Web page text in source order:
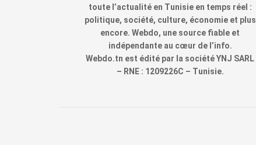
toute l’actualité en Tunisie en temps réel :
politique, société, culture, économie et plus
encore. Webdo, une source fiable et
indépendante au cœur de l’info.
Webdo.tn est édité par la société YNJ SARL
– RNE : 1209226C – Tunisie.